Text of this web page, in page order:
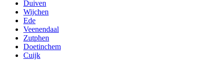
Duiven
Wijchen
Ede
Veenendaal
Zutphen
Doetinchem
Cuijk